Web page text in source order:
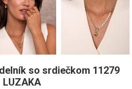
so srdiečkom 11279
LUZAKA